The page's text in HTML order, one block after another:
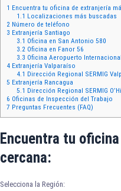
1 Encuentra tu oficina de extranjería
1.1 Localizaciones más buscadas
2 Número de teléfono
3 Extranjería Santiago
3.1 Oficina en San Antonio 580
3.2 Oficina en Fanor 56
3.3 Oficina Aeropuerto Internacional
4 Extranjería Valparaíso
4.1 Dirección Regional SERMIG
5 Extranjería Rancagua
5.1 Dirección Regional SERMIG
6 Oficinas de Inspección del Trabajo
7 Preguntas Frecuentes (FAQ)
Encuentra tu
cercana:
Selecciona la Región: